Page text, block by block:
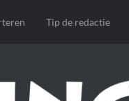
Tip de redactie